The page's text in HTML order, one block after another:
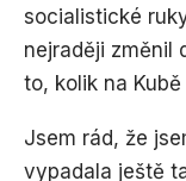
socialistické
nejraději změnil
to, kolik na
Jsem rád, že
vypadala ještě